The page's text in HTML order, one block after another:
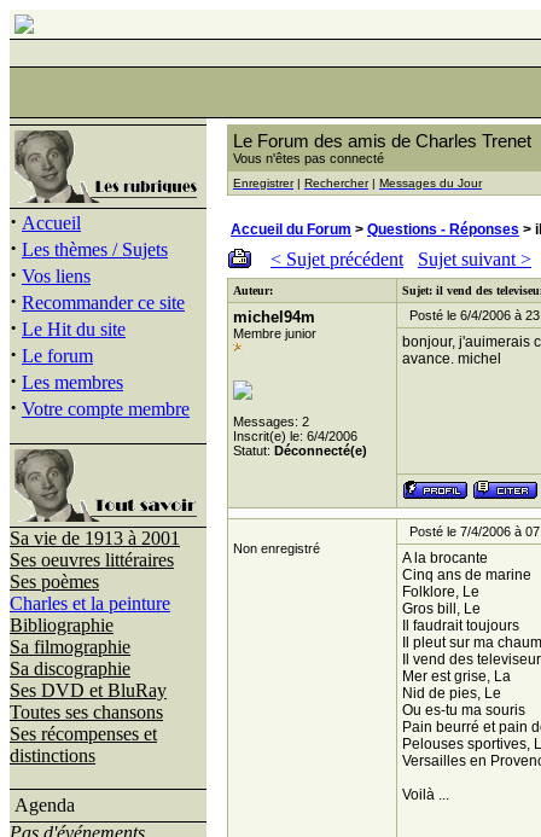
· Accueil
· Les thèmes / Sujets
· Vos liens
· Recommander ce site
· Le Hit du site
· Le forum
· Les membres
· Votre compte membre
Sa vie de 1913 à 2001
Ses oeuvres littéraires
Ses poèmes
Charles et la peinture
Bibliographie
Sa filmographie
Sa discographie
Ses DVD et BluRay
Toutes ses chansons
Ses récompenses et
distinctions
Agenda
Pas d'événements
Le Forum des amis de Charles Trenet
Vous n'êtes pas connecté
Enregistrer| Rechercher| Messages du Jour
Accueil du Forum > Questions - Réponses >
< Sujet précédent Sujet suivant >
Auteur: Sujet: il vend des
michel94m
Membre junior
Messages: 2
Inscrit(e) le: 6/4/2006
Statut: Déconnecté(e)
Posté le 6/4/2006 à
bonjour, j'auimerais
avance. michel
Non enregistré
Posté le 7/4/2006 à
A la brocante
Cinq ans de marine
Folklore, Le
Gros bill, Le
Il faudrait toujours
Il pleut sur ma
Il vend des
Mer est grise, La
Nid de pies, Le
Ou es-tu ma souris
Pain beurré et pain
Pelouses sportives,
Versailles en
Voilà ...